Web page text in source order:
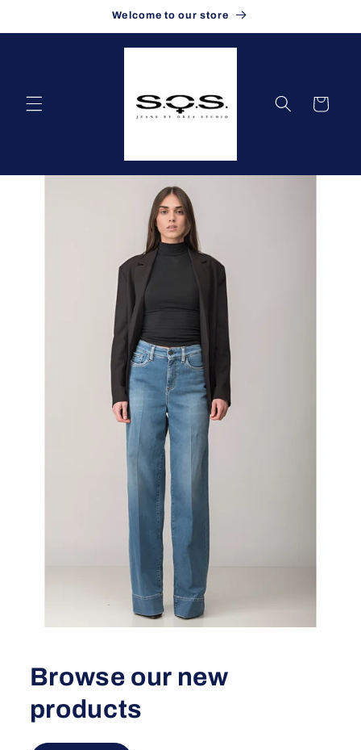
ai contenuti
Welcome to our store
Carrello
Browse our new
products